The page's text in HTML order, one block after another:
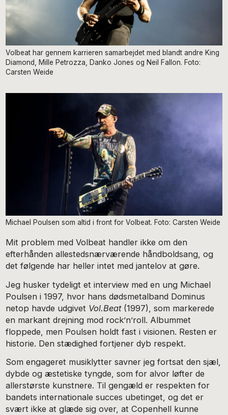
Volbeat har gennem karrieren samarbejdet med blandt andre King
Diamond, Mille Petrozza, Danko Jones og Neil Fallon. Foto:
Carsten Weide
Michael Poulsen som altid i front for Volbeat. Foto: Carsten Weide
Mit problem med Volbeat handler ikke om den
efterhånden allestedsnærværende håndboldsang, og
det følgende har heller intet med jantelov at gøre.
Jeg husker tydeligt et interview med en ung Michael
Poulsen i 1997, hvor hans dødsmetalband Dominus
netop havde udgivet Vol.Beat (1997), som markerede
en markant drejning mod rock’n’roll. Albummet
floppede, men Poulsen holdt fast i visionen. Resten er
historie. Den stædighed fortjener dyb respekt.
Som engageret musiklytter savner jeg fortsat den sjæl,
dybde og æstetiske tyngde, som for alvor løfter de
allerstørste kunstnere. Til gengæld er respekten for
bandets internationale succes ubetinget, og det er
svært ikke at glæde sig over, at Copenhell kunne